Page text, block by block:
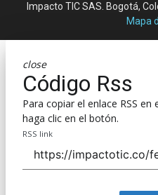
Impacto TIC SAS. Bogotá,
Mapa
close
Código Rss
Para copiar el enlace RSS en
haga clic en el botón.
RSS link